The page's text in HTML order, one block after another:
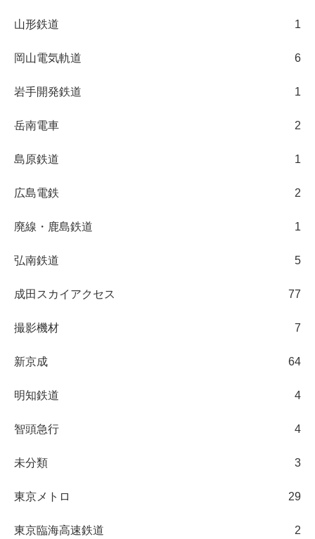
山形鉄道 1
岡山電気軌道 6
岩手開発鉄道 1
岳南電車 2
島原鉄道 1
広島電鉄 2
廃線・鹿島鉄道 1
弘南鉄道 5
成田スカイアクセス 77
撮影機材 7
新京成 64
明知鉄道 4
智頭急行 4
未分類 3
東京メトロ 29
東京臨海高速鉄道 2